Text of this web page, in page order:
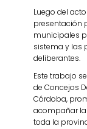
Luego del
presentación
municipales
sistema y las
deliberantes.
Este trabajo
de Concejos
Córdoba,
acompañar
toda la